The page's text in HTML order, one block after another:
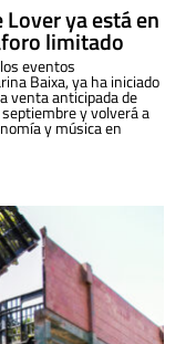
ya está en
limitado
eventos
Baixa, ya ha iniciado
venta anticipada de
y volverá a
y música en